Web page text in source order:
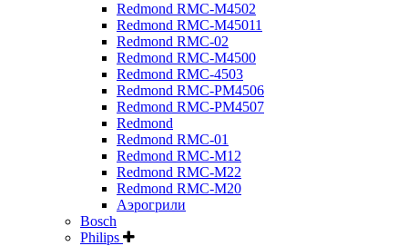
Redmond RMC-M4502
Redmond RMC-M45011
Redmond RMC-02
Redmond RMC-M4500
Redmond RMC-4503
Redmond RMC-PM4506
Redmond RMC-PM4507
Redmond
Redmond RMC-01
Redmond RMC-M12
Redmond RMC-M22
Redmond RMC-M20
Аэрогрили
Bosch
Philips